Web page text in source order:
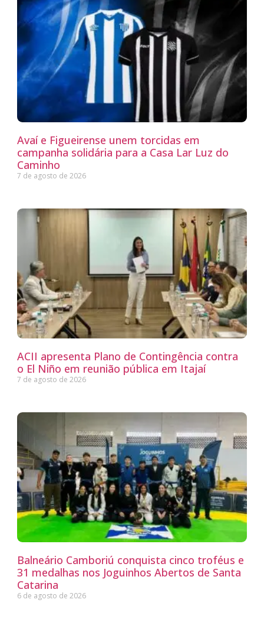
Avaí e Figueirense unem torcidas em
campanha solidária para a Casa Lar Luz do
Caminho
7 de agosto de 2026
ACII apresenta Plano de Contingência contra
o El Niño em reunião pública em Itajaí
7 de agosto de 2026
Balneário Camboriú conquista cinco troféus e
31 medalhas nos Joguinhos Abertos de Santa
Catarina
6 de agosto de 2026